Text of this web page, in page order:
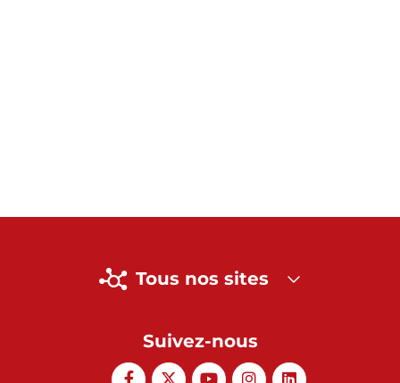
Tous nos sites
Suivez-nous